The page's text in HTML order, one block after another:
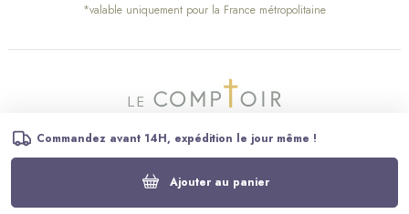
Commandez avant 14H, expédition le jour même !
Ajouter au panier
*valable uniquement pour la France métropolitaine
© Le Comptoir Religieux – Tous droits réservés.